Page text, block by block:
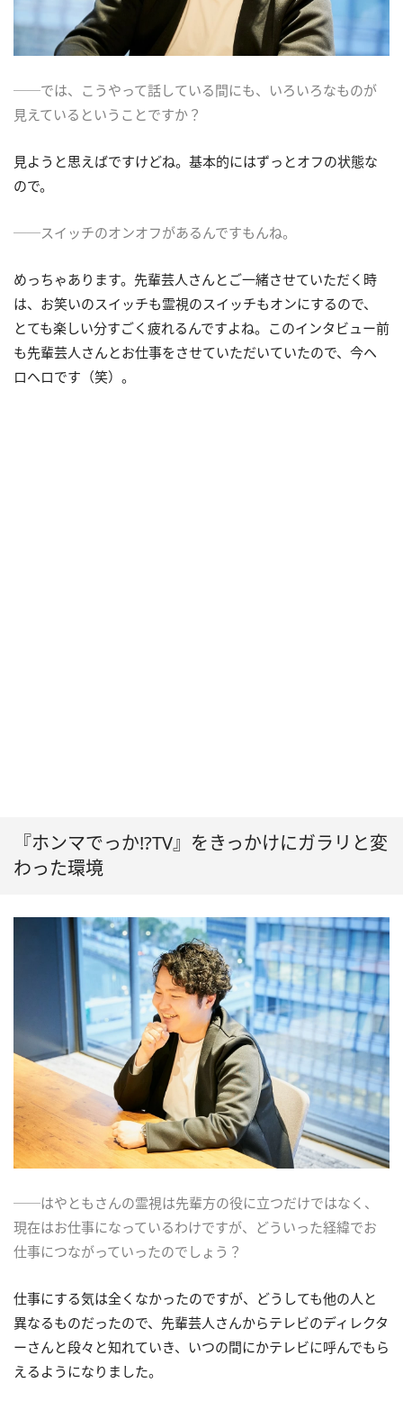
──では、こうやって話している間にも、いろいろなものが
見えているということですか？
見ようと思えばですけどね。基本的にはずっとオフの状態な
ので。
──スイッチのオンオフがあるんですもんね。
めっちゃあります。先輩芸人さんとご一緒させていただく時
は、お笑いのスイッチも霊視のスイッチもオンにするので、
とても楽しい分すごく疲れるんですよね。このインタビュー前
も先輩芸人さんとお仕事をさせていただいていたので、今ヘ
ロヘロです（笑）。
『ホンマでっか!?TV』をきっかけにガラリと変
わった環境
──はやともさんの霊視は先輩方の役に立つだけではなく、
現在はお仕事になっているわけですが、どういった経緯でお
仕事につながっていったのでしょう？
仕事にする気は全くなかったのですが、どうしても他の人と
異なるものだったので、先輩芸人さんからテレビのディレクタ
ーさんと段々と知れていき、いつの間にかテレビに呼んでもら
えるようになりました。